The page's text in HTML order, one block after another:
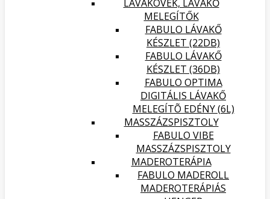
LÁVAKÖVEK, LÁVAKŐ
MELEGÍTŐK
FABULO LÁVAKŐ
KÉSZLET (22DB)
FABULO LÁVAKŐ
KÉSZLET (36DB)
FABULO OPTIMA
DIGITÁLIS LÁVAKŐ
MELEGÍTÕ EDÉNY (6L)
MASSZÁZSPISZTOLY
FABULO VIBE
MASSZÁZSPISZTOLY
MADEROTERÁPIA
FABULO MADEROLL
MADEROTERÁPIÁS